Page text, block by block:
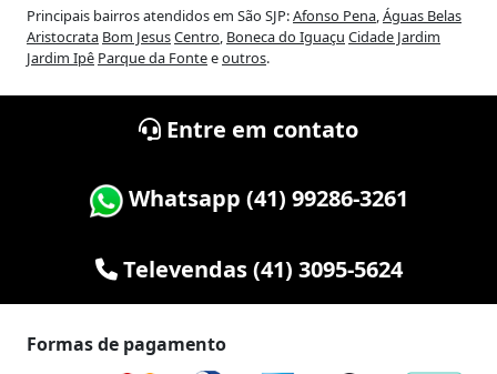
Principais bairros atendidos em São SJP:Afonso Pena,Águas Belas
Aristocrata Bom JesusCentro, Boneca do Iguaçu Cidade Jardim
Jardim Ipê Parque da Fonteeoutros.
Entre em contato
Whatsapp (41) 99286-3261
Televendas (41) 3095-5624
Formas de pagamento